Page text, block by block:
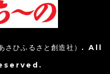
さひふるさと創造社） . All